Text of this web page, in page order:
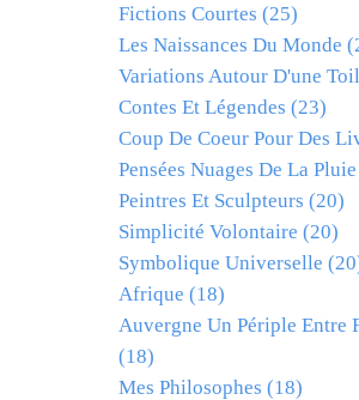
Fictions Courtes (25)
Les Naissances Du Monde
Variations Autour D'une
Contes Et Légendes (23)
Coup De Coeur Pour Des
Pensées Nuages De La Pluie
Peintres Et Sculpteurs (20)
Simplicité Volontaire (20)
Symbolique Universelle
Afrique (18)
Auvergne Un Périple Entre
(18)
Mes Philosophes (18)